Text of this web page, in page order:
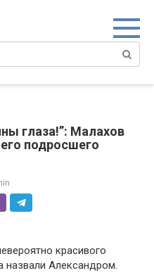
глаза!”: Малахов
подросшего
красивого
назвали Александром.